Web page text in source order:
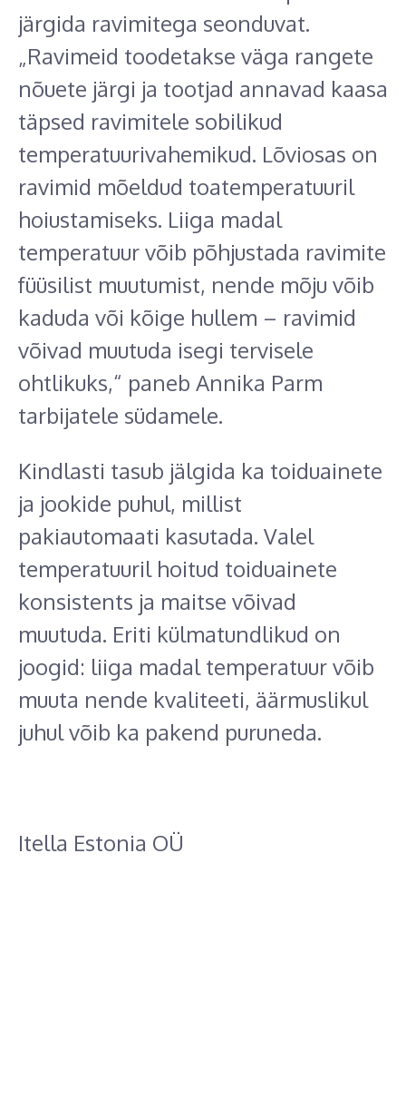
järgida ravimitega seonduvat.
„Ravimeid toodetakse väga rangete
nõuete järgi ja tootjad annavad kaasa
täpsed ravimitele sobilikud
temperatuurivahemikud. Lõviosas on
ravimid mõeldud toatemperatuuril
hoiustamiseks. Liiga madal
temperatuur võib põhjustada ravimite
füüsilist muutumist, nende mõju võib
kaduda või kõige hullem – ravimid
võivad muutuda isegi tervisele
ohtlikuks,“ paneb Annika Parm
tarbijatele südamele.
Kindlasti tasub jälgida ka toiduainete
ja jookide puhul, millist
pakiautomaati kasutada. Valel
temperatuuril hoitud toiduainete
konsistents ja maitse võivad
muutuda. Eriti külmatundlikud on
joogid: liiga madal temperatuur võib
muuta nende kvaliteeti, äärmuslikul
juhul võib ka pakend puruneda.
Itella Estonia OÜ